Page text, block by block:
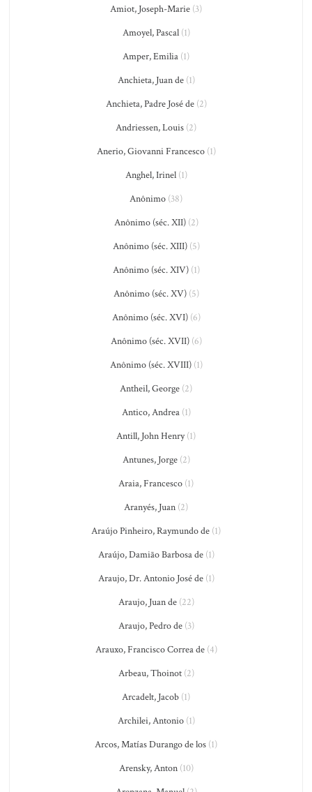
Amiot, Joseph-Marie (3)
Amoyel, Pascal(1)
Amper, Emilia (1)
Anchieta, Juan de(1)
Anchieta, Padre José de(2)
Andriessen, Louis (2)
Anerio, Giovanni Francesco(1)
Anghel, Irinel(1)
Anônimo (38)
Anônimo (séc. XII)(2)
Anônimo (séc. XIII)(5)
Anônimo (séc. XIV)(1)
Anônimo (séc. XV)(5)
Anônimo (séc. XVI)(6)
Anônimo (séc. XVII)(6)
Anônimo (séc. XVIII)(1)
Antheil, George (2)
Antico, Andrea(1)
Antill, John Henry(1)
Antunes, Jorge(2)
Araia, Francesco (1)
Aranyés, Juan (2)
Araújo Pinheiro, Raymundo de (1)
Araújo, Damião Barbosa de(1)
Araujo, Dr. Antonio José de(1)
Araujo, Juan de(22)
Araujo, Pedro de(3)
Arauxo, Francisco Correa de(4)
Arbeau, Thoinot(2)
Arcadelt, Jacob (1)
Archilei, Antonio(1)
Arcos, Matías Durango de los (1)
Arensky, Anton(10)